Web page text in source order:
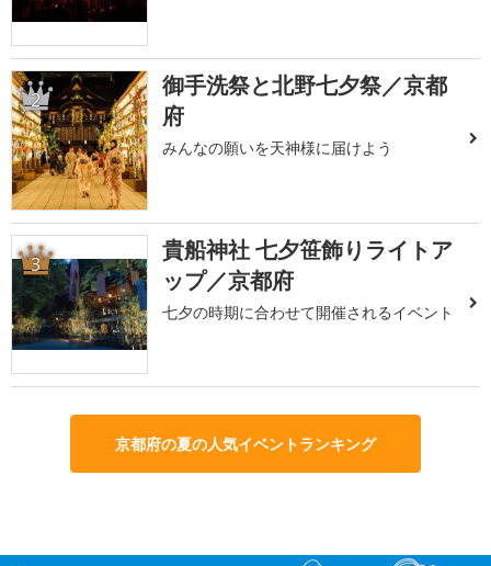
2
御手洗祭と北野七夕祭／京都
府
みんなの願いを天神様に届けよう
3
貴船神社 七夕笹飾りライトア
ップ／京都府
七夕の時期に合わせて開催されるイベント
京都府の夏の人気イベントランキング